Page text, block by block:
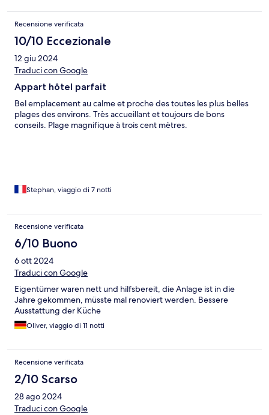
Recensione verificata
10/10 Eccezionale
12 giu 2024
Traduci con Google
Appart hôtel parfait
Bel emplacement au calme et proche des toutes les plus belles
plages des environs. Très accueillant et toujours de bons
conseils. Plage magnifique à trois cent mètres.
Stephan, viaggio di 7 notti
Recensione verificata
6/10 Buono
6 ott 2024
Traduci con Google
Eigentümer waren nett und hilfsbereit, die Anlage ist in die
Jahre gekommen, müsste mal renoviert werden. Bessere
Ausstattung der Küche
Oliver, viaggio di 11 notti
Recensione verificata
2/10 Scarso
28 ago 2024
Traduci con Google